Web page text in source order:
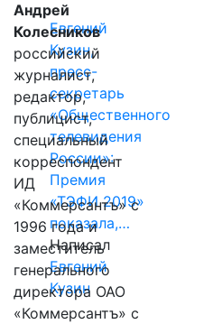
Евгений
Кузин,
пресс-
секретарь
«Общественного
телевидения
России»:
Премия
«ТЭФИ 2019»
показала,…
Написал
Евгений
Кузин
Андрей
Колесников
российский
журналист,
редактор,
публицист,
специальный
корреспондент
ИД
«Коммерсантъ» с
1996 года и
заместитель
генерального
директора ОАО
«Коммерсантъ» с